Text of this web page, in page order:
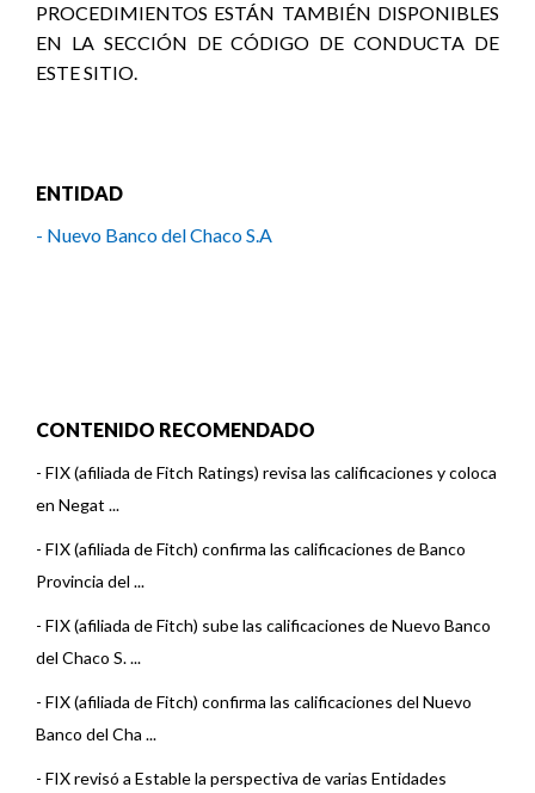
PROCEDIMIENTOS ESTÁN TAMBIÉN DISPONIBLES
EN LA SECCIÓN DE CÓDIGO DE CONDUCTA DE
ESTE SITIO.
ENTIDAD
- Nuevo Banco del Chaco S.A
CONTENIDO RECOMENDADO
- FIX (afiliada de Fitch Ratings) revisa las calificaciones y coloca
en Negat ...
- FIX (afiliada de Fitch) confirma las calificaciones de Banco
Provincia del ...
- FIX (afiliada de Fitch) sube las calificaciones de Nuevo Banco
del Chaco S. ...
- FIX (afiliada de Fitch) confirma las calificaciones del Nuevo
Banco del Cha ...
- FIX revisó a Estable la perspectiva de varias Entidades